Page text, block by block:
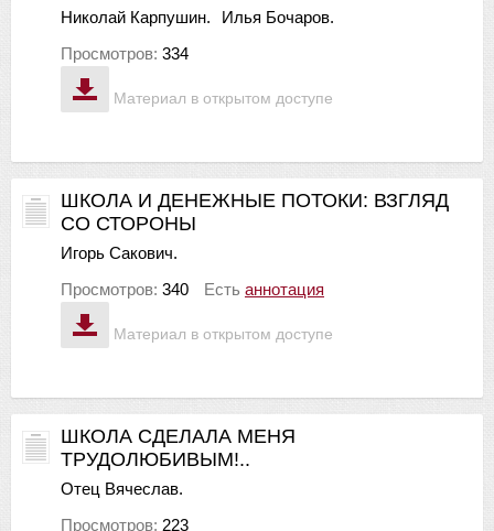
Материал в открытом доступе
Николай Карпушин.
Илья Бочаров.
Просмотров: 334
Материал в открытом доступе
ШКОЛА И ДЕНЕЖНЫЕ ПОТОКИ: ВЗГЛЯД
СО СТОРОНЫ
Игорь Сакович.
Просмотров: 340 Есть аннотация
ШКОЛА СДЕЛАЛА МЕНЯ
ТРУДОЛЮБИВЫМ!..
Отец Вячеслав.
Просмотров: 223